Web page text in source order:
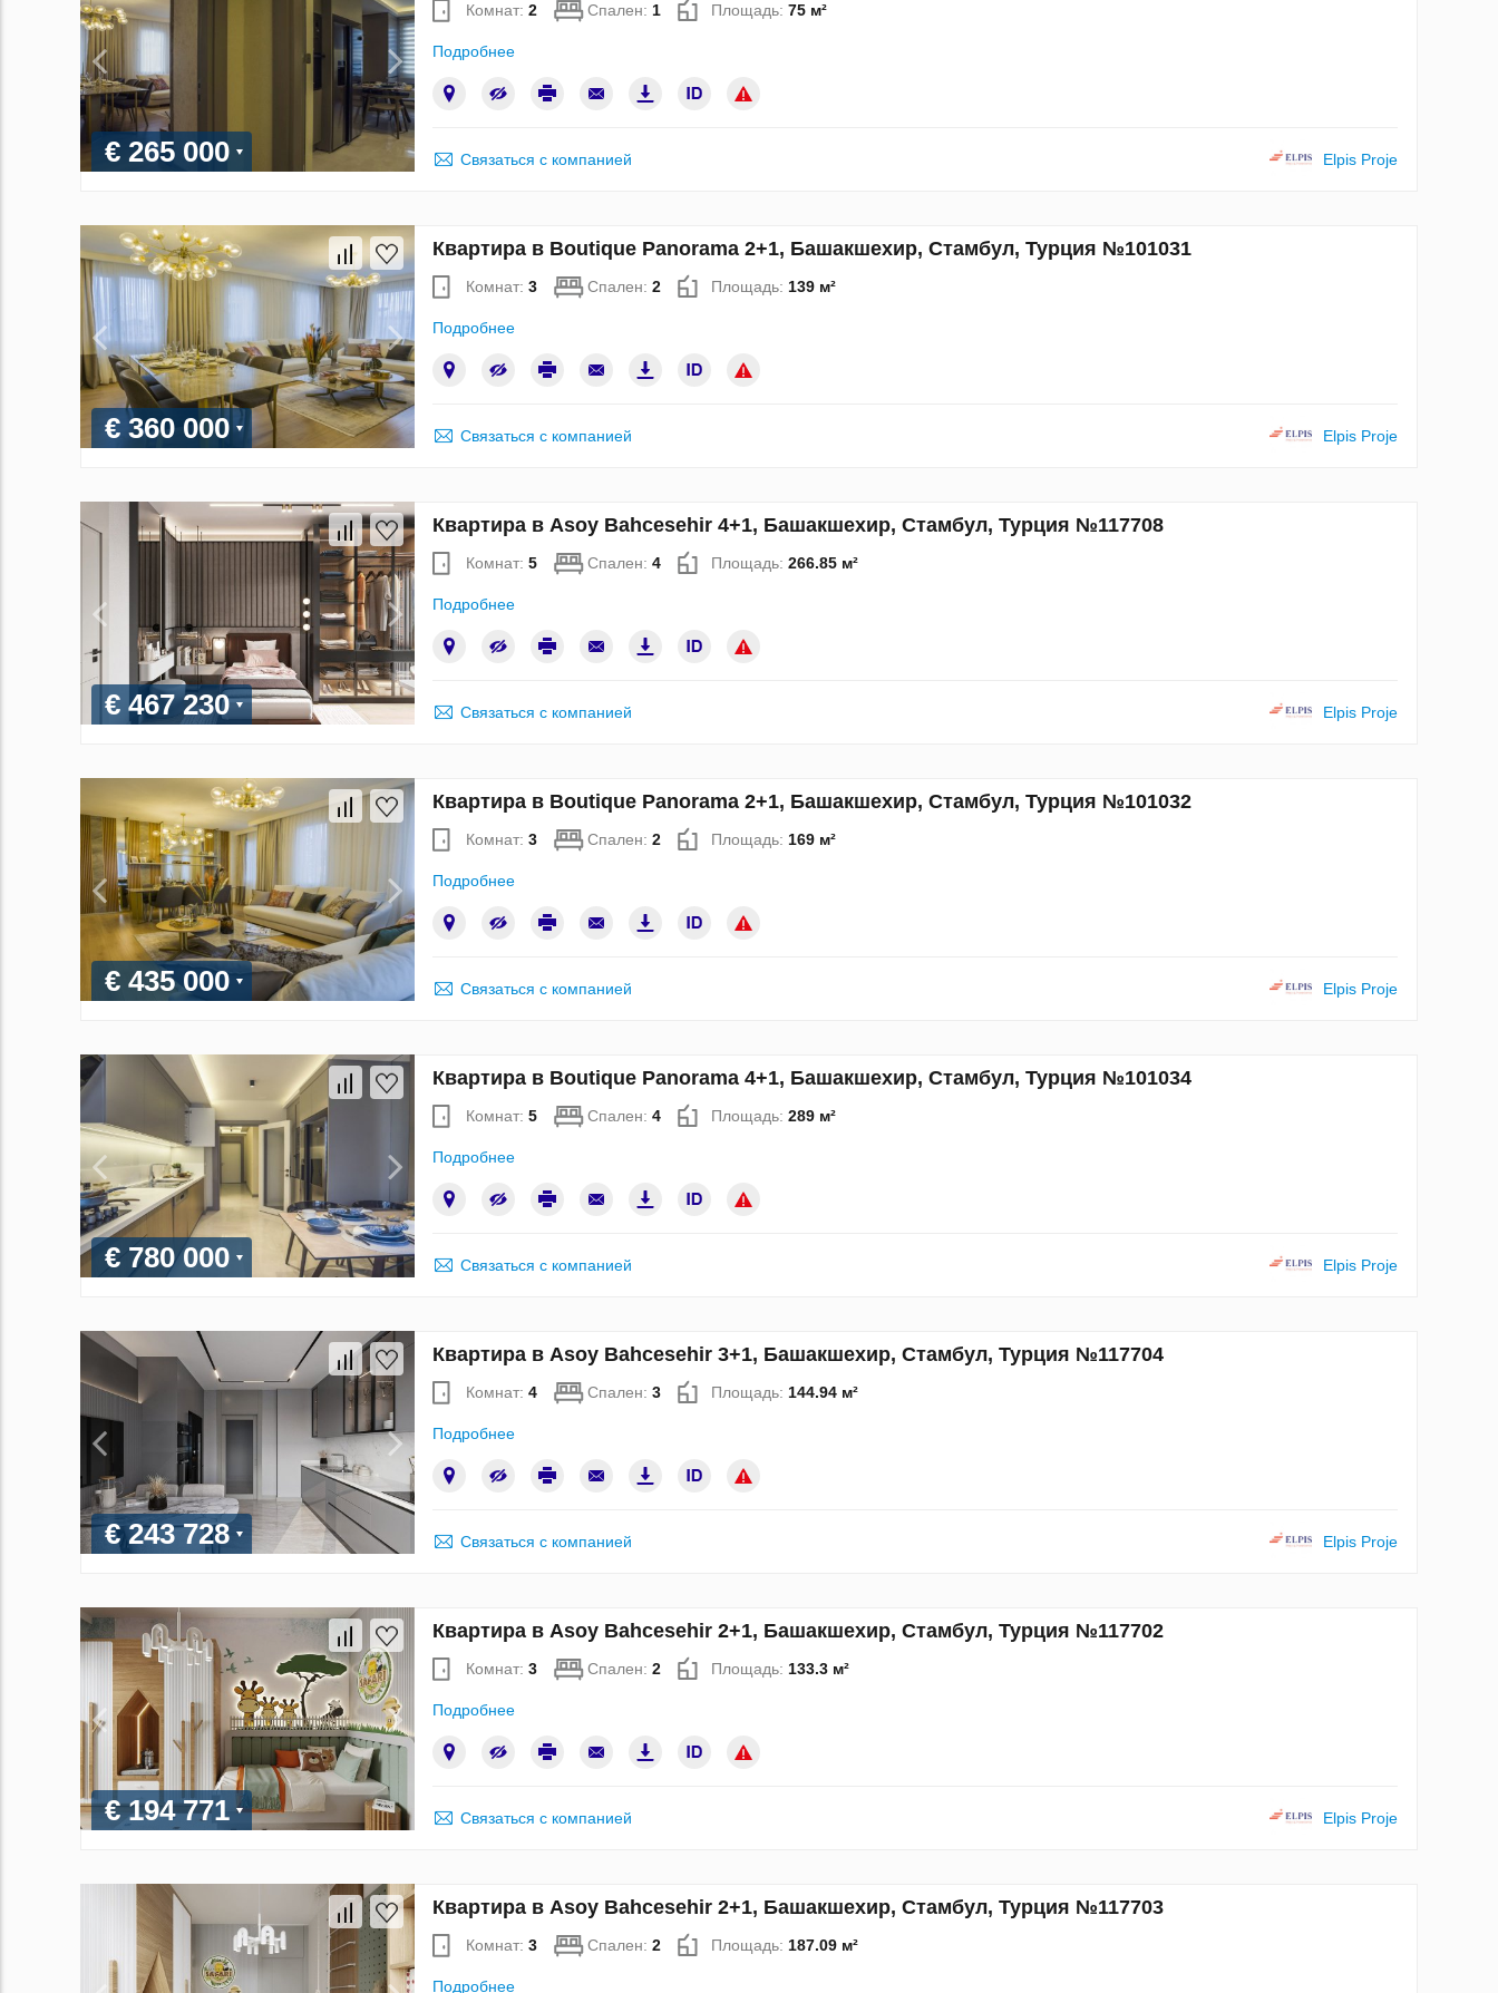
€ 265 000
Комнат: 2 Спален: 1 Площадь: 75 м²
Подробнее
Связаться с компанией Elpis Proje
€ 360 000
Квартира в Boutique Panorama 2+1, Башакшехир, Стамбул, Турция №101031
Комнат: 3 Спален: 2 Площадь: 139 м²
Подробнее
Связаться с компанией Elpis Proje
€ 467 230
Квартира в Asoy Bahcesehir 4+1, Башакшехир, Стамбул, Турция №117708
Комнат: 5 Спален: 4 Площадь: 266.85 м²
Подробнее
Связаться с компанией Elpis Proje
€ 435 000
Квартира в Boutique Panorama 2+1, Башакшехир, Стамбул, Турция №101032
Комнат: 3 Спален: 2 Площадь: 169 м²
Подробнее
Связаться с компанией Elpis Proje
€ 780 000
Квартира в Boutique Panorama 4+1, Башакшехир, Стамбул, Турция №101034
Комнат: 5 Спален: 4 Площадь: 289 м²
Подробнее
Связаться с компанией Elpis Proje
€ 243 728
Квартира в Asoy Bahcesehir 3+1, Башакшехир, Стамбул, Турция №117704
Комнат: 4 Спален: 3 Площадь: 144.94 м²
Подробнее
Связаться с компанией Elpis Proje
€ 194 771
Квартира в Asoy Bahcesehir 2+1, Башакшехир, Стамбул, Турция №117702
Комнат: 3 Спален: 2 Площадь: 133.3 м²
Подробнее
Связаться с компанией Elpis Proje
Квартира в Asoy Bahcesehir 2+1, Башакшехир, Стамбул, Турция №117703
Комнат: 3 Спален: 2 Площадь: 187.09 м²
Подробнее